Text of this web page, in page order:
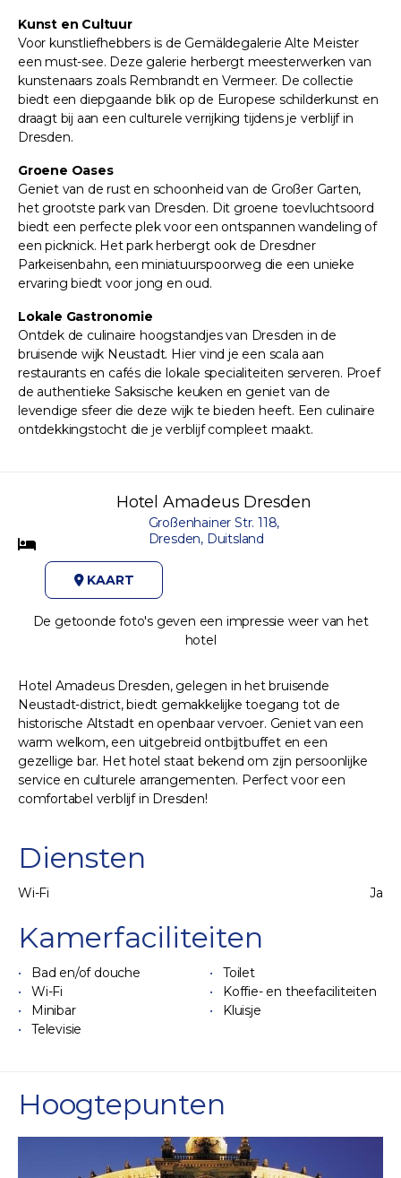
Kunst en Cultuur
Voor kunstliefhebbers is de Gemäldegalerie Alte Meister
een must-see. Deze galerie herbergt meesterwerken van
kunstenaars zoals Rembrandt en Vermeer. De collectie
biedt een diepgaande blik op de Europese schilderkunst en
draagt bij aan een culturele verrijking tijdens je verblijf in
Dresden.
Groene Oases
Geniet van de rust en schoonheid van de Großer Garten,
het grootste park van Dresden. Dit groene toevluchtsoord
biedt een perfecte plek voor een ontspannen wandeling of
een picknick. Het park herbergt ook de Dresdner
Parkeisenbahn, een miniatuurspoorweg die een unieke
ervaring biedt voor jong en oud.
Lokale Gastronomie
Ontdek de culinaire hoogstandjes van Dresden in de
bruisende wijk Neustadt. Hier vind je een scala aan
restaurants en cafés die lokale specialiteiten serveren. Proef
de authentieke Saksische keuken en geniet van de
levendige sfeer die deze wijk te bieden heeft. Een culinaire
ontdekkingstocht die je verblijf compleet maakt.
Hotel Amadeus Dresden
Großenhainer Str. 118,
Dresden, Duitsland
KAART
De getoonde foto's geven een impressie weer van het
hotel
Hotel Amadeus Dresden, gelegen in het bruisende
Neustadt-district, biedt gemakkelijke toegang tot de
historische Altstadt en openbaar vervoer. Geniet van een
warm welkom, een uitgebreid ontbijtbuffet en een
gezellige bar. Het hotel staat bekend om zijn persoonlijke
service en culturele arrangementen. Perfect voor een
comfortabel verblijf in Dresden!
Diensten
Wi-Fi Ja
Kamerfaciliteiten
Bad en/of douche
Toilet
Wi-Fi
Koffie- en theefaciliteiten
Minibar
Kluisje
Televisie
Hoogtepunten